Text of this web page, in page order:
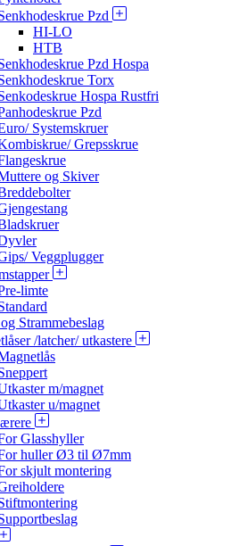
Pzd
HI-LO
HTB
Pzd Hospa
Torx
Hospa Rustfri
Pzd
Systemskruer
Grepsskrue
og Skiver
Veggplugger
limte
Strammebeslag
/latcher/ utkastere
m/magnet
u/magnet
Glasshyller
huller Ø3 til Ø7mm
skjult montering